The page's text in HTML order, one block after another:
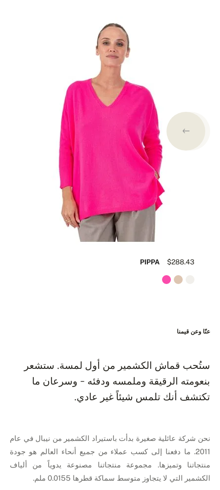
$288.43
PIPPA
عنّا وعن قيمنا
ستُحب قماش الكشمير من أول لمسة. ستشعر
بنعومته الرقيقة وملمسه ودفئه - وسرعان ما
تكتشف أنك تلمس شيئاً غير عادي.
نحن شركة عائلية صغيرة بدأت باستيراد الكشمير من نيبال في عام
2011. ما دفعنا إلى كسب عملاء من جميع أنحاء العالم هو جودة
منتجاتنا وتميزها. مجموعة منتجاتنا مصنوعة يدوياً من ألياف
الكشمير التي لا يتجاوز متوسط سماكة قطرها 0.0155 ملم.